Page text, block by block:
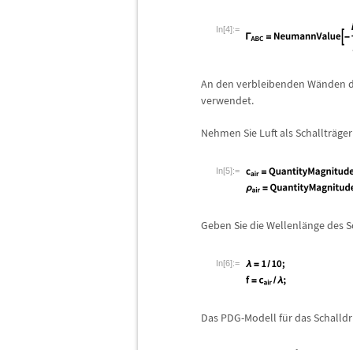
In[4]:=
An den verbleibenden Wänden
verwendet.
Nehmen Sie Luft als Schallträ
In[5]:=
Geben Sie die Wellenlänge des
In[6]:=
Das PDG-Modell für das